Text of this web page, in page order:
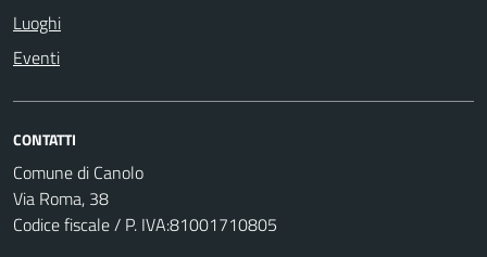
Luoghi
Eventi
CONTATTI
Comune di Canolo
Via Roma, 38
Codice fiscale / P. IVA:81001710805